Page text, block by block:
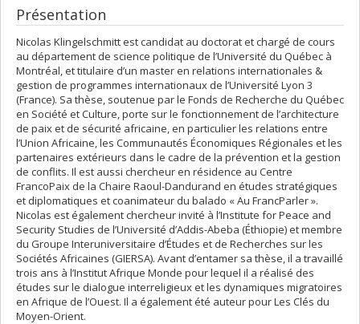
Présentation
Nicolas Klingelschmitt est candidat au doctorat et chargé de cours
au département de science politique de l’Université du Québec à
Montréal, et titulaire d’un master en relations internationales &
gestion de programmes internationaux de l’Université Lyon 3
(France). Sa thèse, soutenue par le Fonds de Recherche du Québec
en Société et Culture, porte sur le fonctionnement de l’architecture
de paix et de sécurité africaine, en particulier les relations entre
l’Union Africaine, les Communautés Économiques Régionales et les
partenaires extérieurs dans le cadre de la prévention et la gestion
de conflits. Il est aussi chercheur en résidence au Centre
FrancoPaix de la Chaire Raoul-Dandurand en études stratégiques
et diplomatiques et coanimateur du balado « Au FrancParler ».
Nicolas est également chercheur invité à l’Institute for Peace and
Security Studies de l’Université d’Addis-Abeba (Éthiopie) et membre
du Groupe Interuniversitaire d’Études et de Recherches sur les
Sociétés Africaines (GIERSA). Avant d’entamer sa thèse, il a travaillé
trois ans à l’Institut Afrique Monde pour lequel il a réalisé des
études sur le dialogue interreligieux et les dynamiques migratoires
en Afrique de l’Ouest. Il a également été auteur pour Les Clés du
Moyen-Orient.